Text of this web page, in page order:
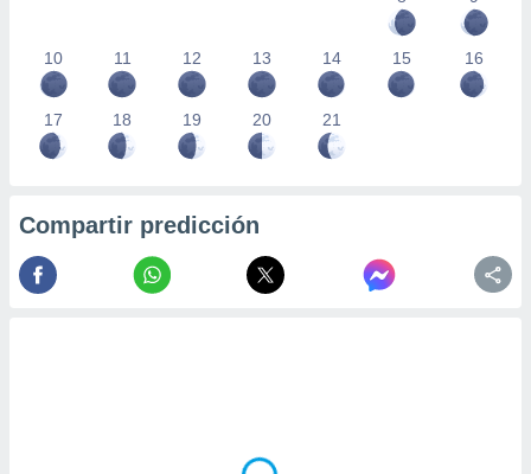
10 11 12 13 14 15 16
17 18 19 20 21
Compartir predicción